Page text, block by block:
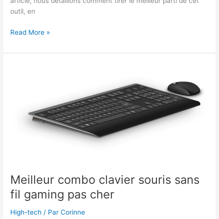
outil, en
Astuces
conseils
Read More »
Meilleur combo clavier souris sans
fil gaming pas cher
High-tech / ParCorinne